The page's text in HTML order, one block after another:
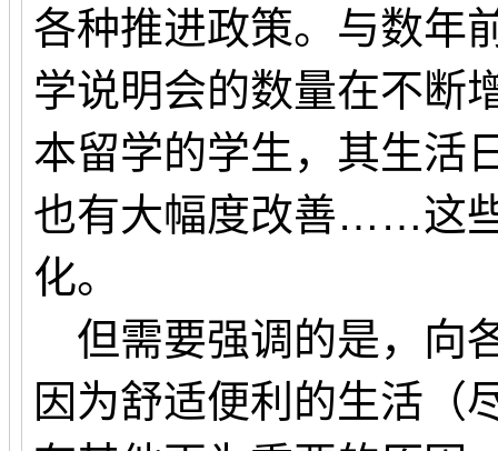
各种推进政策。与数年
学说明会的数量在不断
本留学的学生，其生活
也有大幅度改善……这
化。
但需要强调的是，向
因为舒适便利的生活（